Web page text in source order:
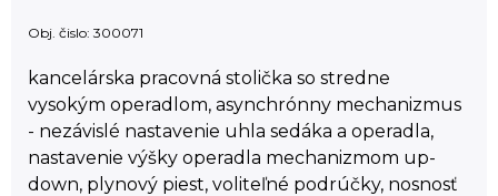
Obj. čislo: 300071
kancelárska pracovná stolička so stredne
vysokým operadlom, asynchrónny mechanizmus
- nezávislé nastavenie uhla sedáka a operadla,
nastavenie výšky operadla mechanizmom up-
down, plynový piest, voliteľné podrúčky, nosnosť